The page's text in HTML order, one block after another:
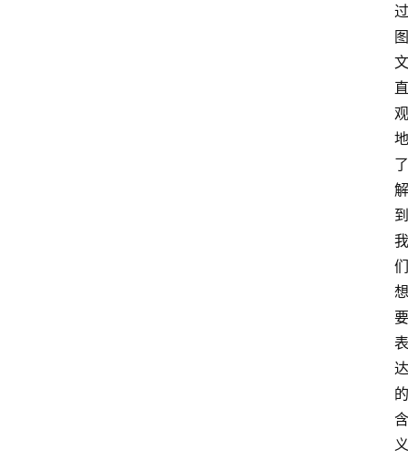
过
图
文
直
观
地
了
解
到
我
们
想
要
表
达
的
含
义